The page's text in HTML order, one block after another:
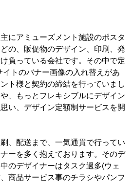
にアミューズメント施設のポスタ
の、販促物のデザイン、印刷、発
負っている会社です。その中で定
トのバナー画像の入れ替えがあ
ト様と契約の締結を行っていまし
、もっとフレキシブルにデザイン
い、デザイン定額制サービスを開
、配送まで、一気通貫で行ってい
ーを多く抱えております。そのデ
のデザイナーはタスク過多(ウェ
商品サービス事のチラシやパンフ